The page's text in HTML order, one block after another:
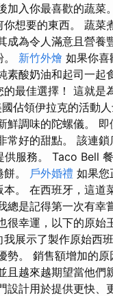
入你最喜歡的蔬菜
想要的東西。 蔬菜
為令人滿意且營養
新竹外燴 如果你喜
酸奶油和起司一起
最佳選擇！ 這就是
佔領伊拉克的活動
調味的陀螺儀。
常好的甜點。 該連
服務。 Taco Bell
。
戶外婚禮 如果您
。 在西班牙，這道
是記得第一次有幸
幸運，以下的原始
展示了製作原始西
。 銷售額增加的
越來越期望當他們
計用於提供更快、